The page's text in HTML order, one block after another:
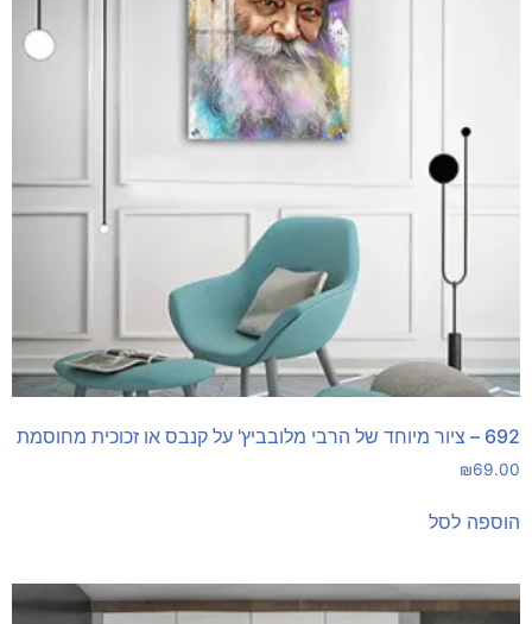
692 – ציור מיוחד של הרבי מלובביץ' על קנבס או זכוכית מחוסמת
₪69.00
הוספה לסל